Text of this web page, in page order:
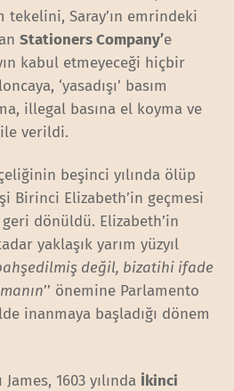
tekelini, Saray’ın emrindeki
Stationers Company’e
kabul etmeyeceği hiçbir
‘yasadışı’ basım
illegal basına el koyma ve
verildi.
beşinci yılında ölüp
Birinci Elizabeth’in geçmesi
dönüldü. Elizabeth’in
yaklaşık yarım yüzyıl
değil, bizatihi ifade
’’ önemine Parlamento
inanmaya başladığı dönem
1603 yılında İkinci